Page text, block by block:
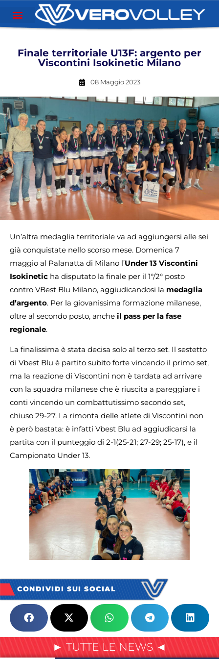
Finale territoriale U13F: argento per
Viscontini Isokinetic Milano
08 Maggio 2023
Un’altra medaglia territoriale va ad aggiungersi alle sei
già conquistate nello scorso mese. Domenica 7
maggio al Palanatta di Milano l’Under 13 Viscontini
Isokinetic ha disputato la finale per il 1°/2° posto
contro VBest Blu Milano, aggiudicandosi la medaglia
d’argento. Per la giovanissima formazione milanese,
oltre al secondo posto, anche il pass per la fase
regionale.
La finalissima è stata decisa solo al terzo set. Il sestetto
di Vbest Blu è partito subito forte vincendo il primo set,
ma la reazione di Viscontini non è tardata ad arrivare
con la squadra milanese che è riuscita a pareggiare i
conti vincendo un combattutissimo secondo set,
chiuso 29-27. La rimonta delle atlete di Viscontini non
è però bastata: è infatti Vbest Blu ad aggiudicarsi la
partita con il punteggio di 2-1(25-21; 27-29; 25-17), e il
Campionato Under 13.
CONDIVIDI SUI SOCIAL
► TUTTE LE NEWS ◄